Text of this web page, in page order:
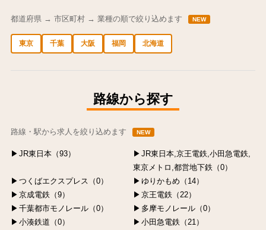
都道府県 → 市区町村 → 業種の順で絞り込めます NEW
東京 千葉 大阪 福岡 北海道
路線から探す
路線・駅から求人を絞り込めます NEW
JR東日本（93）
JR東日本,京王電鉄,小田急電鉄,
東京メトロ,都営地下鉄（0）
つくばエクスプレス（0）
ゆりかもめ（14）
京成電鉄（9）
京王電鉄（22）
千葉都市モノレール（0）
多摩モノレール（0）
小湊鉄道（0）
小田急電鉄（21）